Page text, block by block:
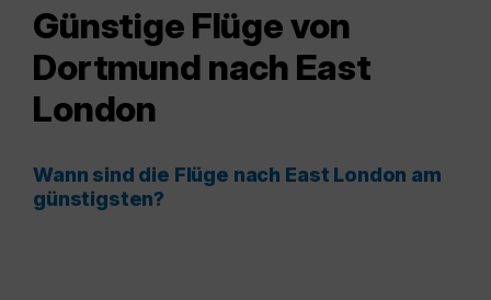
Günstige Flüge von
Dortmund nach East
London
Wann sind die Flüge nach East London am
günstigsten?